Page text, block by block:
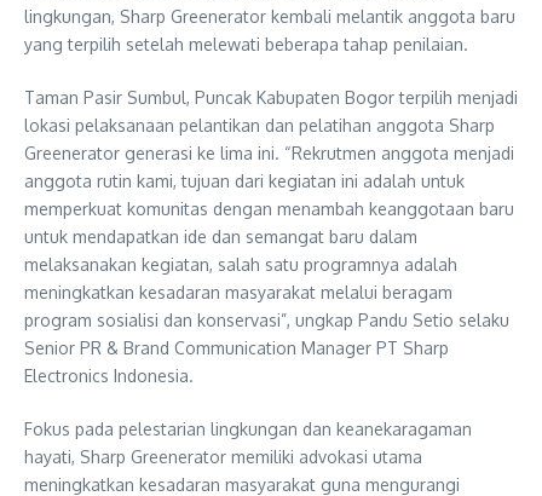
lingkungan, Sharp Greenerator kembali melantik anggota baru
yang terpilih setelah melewati beberapa tahap penilaian.
Taman Pasir Sumbul, Puncak Kabupaten Bogor terpilih menjadi
lokasi pelaksanaan pelantikan dan pelatihan anggota Sharp
Greenerator generasi ke lima ini. “Rekrutmen anggota menjadi
anggota rutin kami, tujuan dari kegiatan ini adalah untuk
memperkuat komunitas dengan menambah keanggotaan baru
untuk mendapatkan ide dan semangat baru dalam
melaksanakan kegiatan, salah satu programnya adalah
meningkatkan kesadaran masyarakat melalui beragam
program sosialisi dan konservasi”, ungkap Pandu Setio selaku
Senior PR & Brand Communication Manager PT Sharp
Electronics Indonesia.
Fokus pada pelestarian lingkungan dan keanekaragaman
hayati, Sharp Greenerator memiliki advokasi utama
meningkatkan kesadaran masyarakat guna mengurangi